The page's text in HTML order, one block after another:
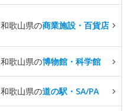
和歌山県の商業施設・百貨店
和歌山県の博物館・科学館
和歌山県の道の駅・SA/PA